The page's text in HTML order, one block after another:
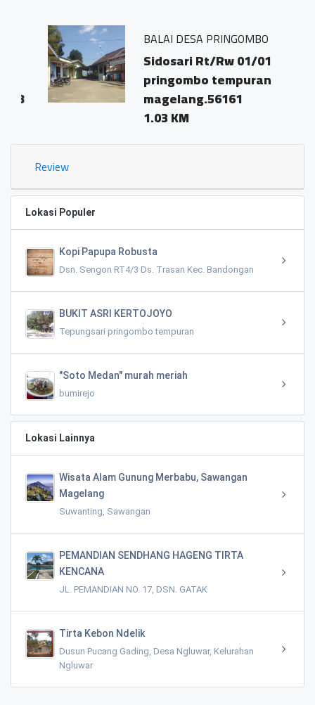
BALAI DESA PRINGOMBO
Sidosari Rt/Rw 01/01
pringombo tempuran
magelang.56161
1.03 KM
Review
Lokasi Populer
Kopi Papupa Robusta
Dsn. Sengon RT4/3 Ds. Trasan Kec. Bandongan
BUKIT ASRI KERTOJOYO
Tepungsari pringombo tempuran
"Soto Medan" murah meriah
bumirejo
Lokasi Lainnya
Wisata Alam Gunung Merbabu, Sawangan
Magelang
Suwanting, Sawangan
PEMANDIAN SENDHANG HAGENG TIRTA
KENCANA
JL. PEMANDIAN NO. 17, DSN. GATAK
Tirta Kebon Ndelik
Dusun Pucang Gading, Desa Ngluwar, Kelurahan
Ngluwar